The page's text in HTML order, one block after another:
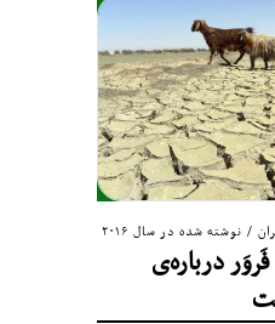
/ نوشته شده در سال ۲۰۱۶
درباره‌ی